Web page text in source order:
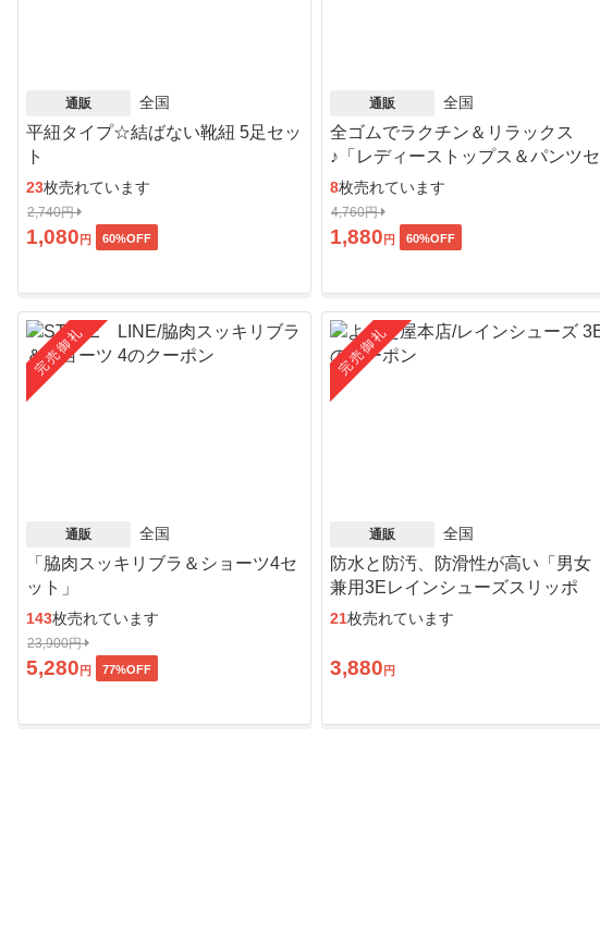
通販 全国
平紐タイプ☆結ばない靴紐 5足セッ
ト
23枚売れています
2,740円
1,080 円 60%OFF
通販 全国
全ゴムでラクチン＆リラックス
♪「レディーストップス＆パンツセ
ット」
8枚売れています
4,760円
1,880 円 60%OFF
完売御礼
通販 全国
「脇肉スッキリブラ＆ショーツ4セ
ット」
143枚売れています
23,900円
5,280 円 77%OFF
完売御礼
通販 全国
防水と防汚、防滑性が高い「男女
兼用3Eレインシューズスリッポ
ン」
21枚売れています
3,880 円